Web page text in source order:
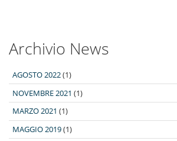
Archivio News
AGOSTO 2022(1)
NOVEMBRE 2021 (1)
MARZO 2021 (1)
MAGGIO 2019(1)